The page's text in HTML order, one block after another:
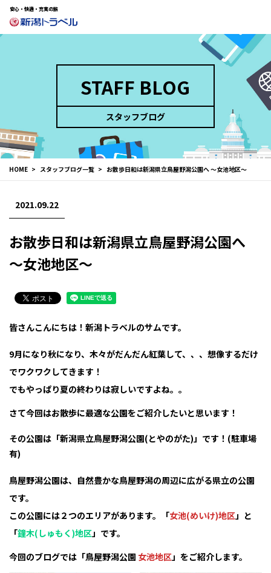
安心・快適・充実の旅
STAFF BLOG
スタッフブログ
HOME スタッフブログ一覧 お散歩日和は新潟県立鳥屋野潟公園へ ～女池地区～
2021.09.22
お散歩日和は新潟県立鳥屋野潟公園へ
～女池地区～
皆さんこんにちは！新潟トラベルのサムです。
9月になり秋になり、木々がだんだん紅葉して、、、想像するだけ
でワクワクしてきます！
でもやっぱり夏の終わりは寂しいですよね。。
さて今回はお散歩に最適な公園をご紹介したいと思います！
その公園は「新潟県立鳥屋野潟公園(とやのがた)」です！(駐車場
有)
鳥屋野潟公園は、自然豊かな鳥屋野潟の周辺に広がる県立の公園
です。
この公園には２つのエリアがあります。「女池(めいけ)地区」と
「鐘木(しゅもく)地区」です。
今回のブログでは「鳥屋野潟公園 女池地区」をご紹介します。